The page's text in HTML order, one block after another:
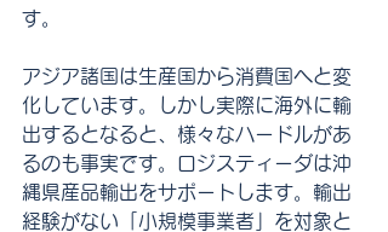
す。
アジア諸国は生産国から消費国へと変
化しています。しかし実際に海外に輸
出するとなると、様々なハードルがあ
るのも事実です。ロジスティーダは沖
縄県産品輸出をサポートします。輸出
経験がない「小規模事業者」を対象と